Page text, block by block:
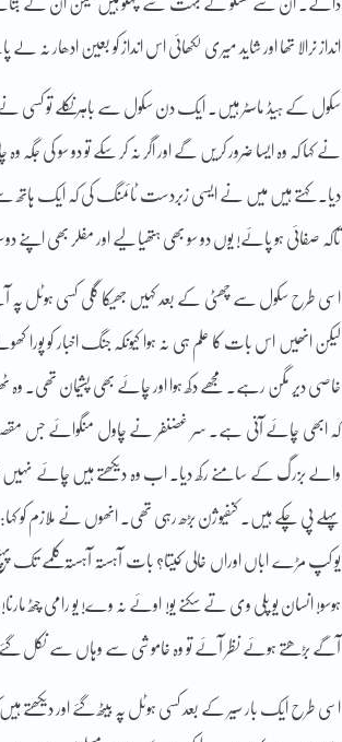
ڈالے۔ ان سے گفتگو کے بہت سے پہلو ہیں لیکن ان کے
انداز نرالا تھا اور شاید میری لکھائی اس انداز کو بعین ادھار
سکول کے ہیڈ ماسٹر ہیں۔ ایک دن سکول سے باہر نکلے تو کسی
نے کہا کہ وہ ایسا ضرور کریں گے اور اگر نہ کر سکے تو دو سو کی
دیا۔ کہتے ہیں میں نے ایسی زبردست ٹائمنگ کی کہ ایک ہاتھ
تاکہ صفائی ہو پائے! یوں دو سو بھی ہتھیا لیے اور مفلر بھی اپنے
اسی طرح سکول سے چھٹی کے بعد کہیں جھیکا گلی کسی ہوٹل
لیکن انھیں اس بات کا علم ہی نہ ہوا کیونکہ جنگ اخبار کو پورا
خاصی دیر مگن رہے۔ مجھے دکھ ہوا اور چائے بھی پشیمان تھی۔
کہ ابھی چائے آنی ہے۔ سر غضنفر نے چاول منگوائے جس
والے بزرگ کے سامنے رکھ دیا۔ اب وہ دیکھتے ہیں چائے
پہلے پی چکے ہیں۔ کنفیوژن بڑھ رہی تھی۔ انھوں نے ملازم کو
یو کپ مڑے اباں اوراں خالی کیتا؟ بات آہستہ آہستہ کلمے تک
ہوسو! انسان یو پلی وی تے سکنے یو! اوئے نہ وے! یو رامی چٹھ
آگے بڑھتے ہوئے نظر آئے تو وہ خاموشی سے وہاں سے نکل
اسی طرح ایک بار سیر کے بعد کسی ہوٹل پہ بیٹھ گئے اور